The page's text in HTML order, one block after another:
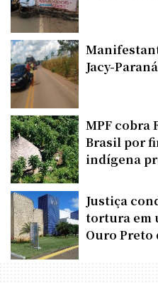
Jacy-Paraná
MPF cobra
Brasil por
indígena
Justiça
tortura em
Ouro Preto